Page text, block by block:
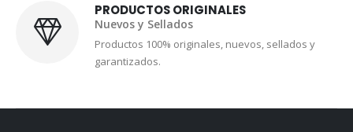
PRODUCTOS ORIGINALES
Nuevos y Sellados
Productos 100% originales, nuevos, sellados y
garantizados.